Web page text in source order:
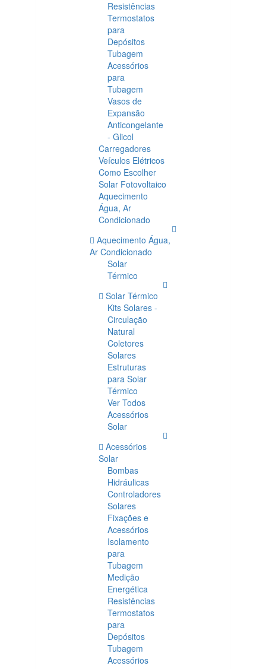
Resistências
Termostatos
para
Depósitos
Tubagem
Acessórios
para
Tubagem
Vasos de
Expansão
Anticongelante
- Glicol
Carregadores
Veículos Elétricos
Como Escolher
Solar Fotovoltaico
Aquecimento
Água, Ar
Condicionado
Aquecimento Água,
Ar Condicionado
Solar
Térmico
Solar Térmico
Kits Solares -
Circulação
Natural
Coletores
Solares
Estruturas
para Solar
Térmico
Ver Todos
Acessórios
Solar
Acessórios
Solar
Bombas
Hidráulicas
Controladores
Solares
Fixações e
Acessórios
Isolamento
para
Tubagem
Medição
Energética
Resistências
Termostatos
para
Depósitos
Tubagem
Acessórios